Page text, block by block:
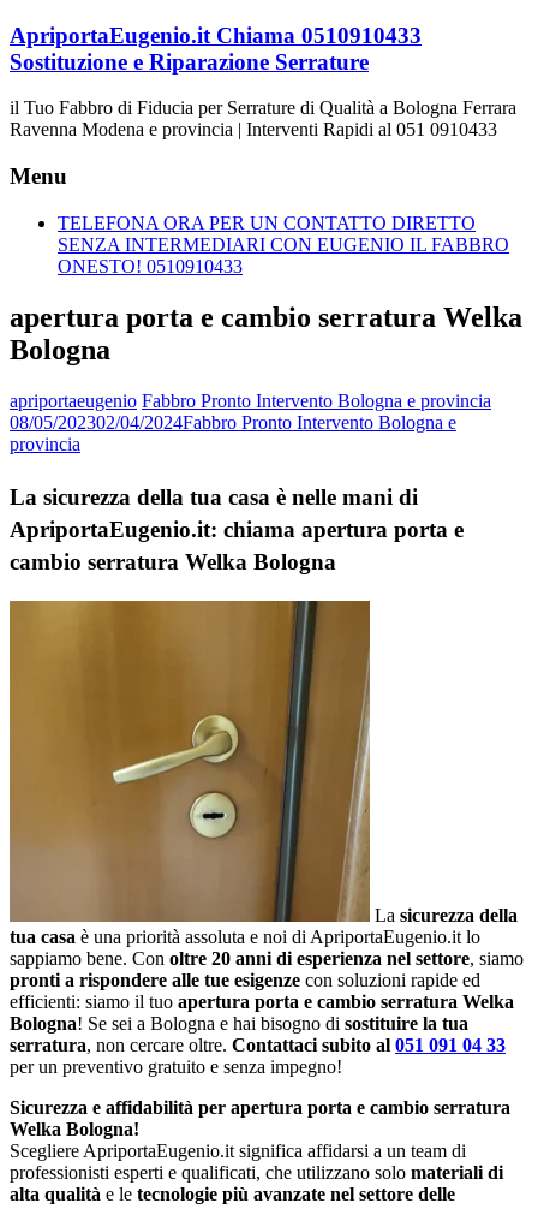
Vai
al
contenuto
ApriportaEugenio.it Chiama 0510910433
Sostituzione e Riparazione Serrature
il Tuo Fabbro di Fiducia per Serrature di Qualità a Bologna Ferrara
Ravenna Modena e provincia | Interventi Rapidi al 051 0910433
Menu
TELEFONA ORA PER UN CONTATTO DIRETTO
SENZA INTERMEDIARI CON EUGENIO IL FABBRO
ONESTO! 0510910433
apertura porta e cambio serratura Welka
Bologna
apriportaeugenio Fabbro Pronto Intervento Bologna e provincia
08/05/202302/04/2024Fabbro Pronto Intervento Bologna e
provincia
La sicurezza della tua casa è nelle mani di
ApriportaEugenio.it: chiama apertura porta e
cambio serratura Welka Bologna
La sicurezza della
tua casa è una priorità assoluta e noi di ApriportaEugenio.it lo
sappiamo bene. Con oltre 20 anni di esperienza nel settore, siamo
pronti a rispondere alle tue esigenze con soluzioni rapide ed
efficienti: siamo il tuo apertura porta e cambio serratura Welka
Bologna! Se sei a Bologna e hai bisogno di sostituire la tua
serratura, non cercare oltre. Contattaci subito al 051 091 04 33
per un preventivo gratuito e senza impegno!
Sicurezza e affidabilità per apertura porta e cambio serratura
Welka Bologna!
Scegliere ApriportaEugenio.it significa affidarsi a un team di
professionisti esperti e qualificati, che utilizzano solo materiali di
alta qualità e le tecnologie più avanzate nel settore delle